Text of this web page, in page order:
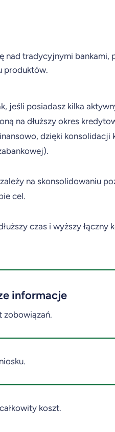
tradycyjnymi bankami,
produktów.
jeśli posiadasz kilka
na dłuższy okres
dzięki
na skonsolidowaniu
cel.
czas i wyższy
informacje
zobowiązań.
koszt.